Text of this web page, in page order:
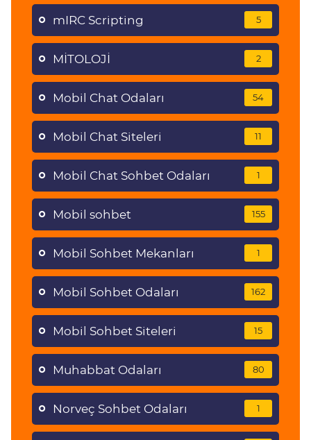
mIRC Scripting 5
MİTOLOJİ 2
Mobil Chat Odaları 54
Mobil Chat Siteleri 11
Mobil Chat Sohbet Odaları 1
Mobil sohbet 155
Mobil Sohbet Mekanları 1
Mobil Sohbet Odaları 162
Mobil Sohbet Siteleri 15
Muhabbat Odaları 80
Norveç Sohbet Odaları 1